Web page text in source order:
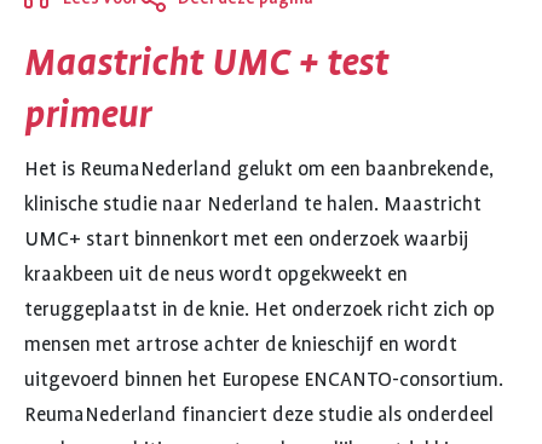
Sluiten
Maastricht UMC + test
primeur
Het is ReumaNederland gelukt om een baanbrekende,
klinische studie naar Nederland te halen. Maastricht
UMC+ start binnenkort met een onderzoek waarbij
kraakbeen uit de neus wordt opgekweekt en
teruggeplaatst in de knie. Het onderzoek richt zich op
mensen met artrose achter de knieschijf en wordt
uitgevoerd binnen het Europese ENCANTO-consortium.
ReumaNederland financiert deze studie als onderdeel